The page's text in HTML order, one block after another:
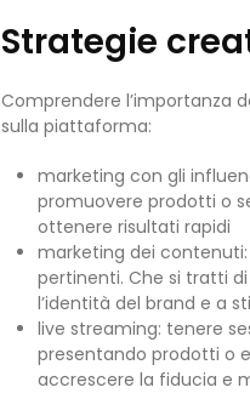
Strategie
Comprendere l’importanza
sulla piattaforma:
marketing con gli
promuovere prodotti o
ottenere risultati rapidi
marketing dei contenuti:
pertinenti. Che si tratti
l’identità del brand e a
live streaming: tenere
presentando prodotti o
accrescere la fiducia e